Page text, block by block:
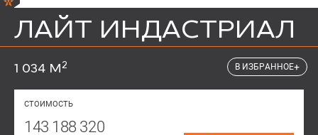
ЛАЙТ ИНДАСТРИАЛ
1 034 М 2 В ИЗБРАННОЕ+
СТОИМОСТЬ
143 188 320